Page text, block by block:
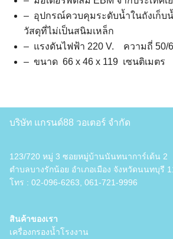
Search
for:
– อุปกรณ์ควบคุมระดับน้ำในถังเก็บ
วัสดุที่ไม่เป็นสนิมเหล็ก
– แรงดันไฟฟ้า 220 V. ความถี่ 50/
– ขนาด 66 x 46 x 119 เซนติเมตร
บริษัท แกรนด์88 วอเตอร์ จำกัด
123/720 หมู่ 3 ซอยหมู่บ้านนันทนาการ์เด้น 2
ตำบลบางรักน้อย อำเภอเมือง จังหวัดนนทบุรี
โทร : 02-096-6263 061-721-9996
สินค้าของเรา
เครื่องกรองน้ำโรงงาน